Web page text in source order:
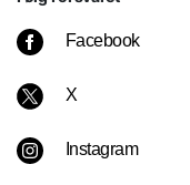
Facebook
X
Instagram